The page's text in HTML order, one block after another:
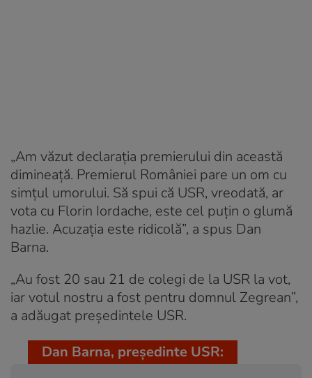
„Am văzut declarația premierului din această
dimineață. Premierul României pare un om cu
simțul umorului. Să spui că USR, vreodată, ar
vota cu Florin Iordache, este cel puțin o glumă
hazlie. Acuzația este ridicolă”, a spus Dan
Barna.
„Au fost 20 sau 21 de colegi de la USR la vot,
iar votul nostru a fost pentru domnul Zegrean”,
a adăugat președintele USR.
Dan Barna, președinte USR: